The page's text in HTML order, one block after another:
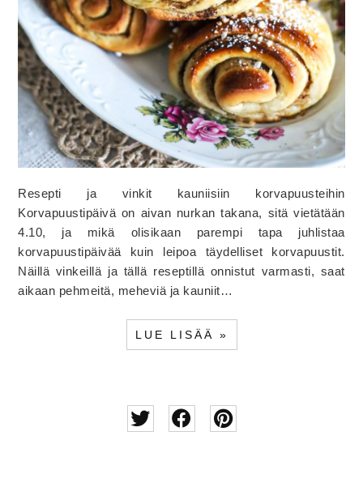
Resepti ja vinkit kauniisiin korvapuusteihin
Korvapuustipäivä on aivan nurkan takana, sitä vietätään
4.10, ja mikä olisikaan parempi tapa juhlistaa
korvapuustipäivää kuin leipoa täydelliset korvapuustit.
Näillä vinkeillä ja tällä reseptillä onnistut varmasti, saat
aikaan pehmeitä, meheviä ja kauniit…
LUE LISÄÄ »